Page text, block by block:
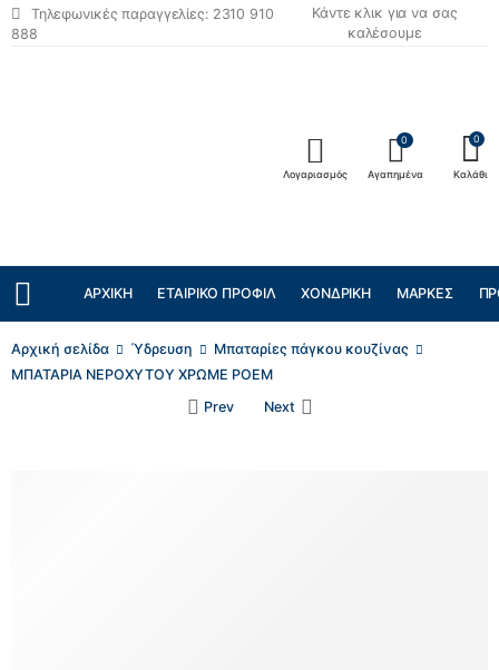
Τηλεφωνικές παραγγελίες: 2310 910
888
Κάντε κλικ για να σας
καλέσουμε
Λογαριασμός
0
Αγαπημένα
0
Καλάθι
ΑΡΧΙΚΉ ΕΤΑΙΡΙΚΌ ΠΡΟΦΊΛ ΧΟΝΔΡΙΚΉ ΜΆΡΚΕΣ
Αρχική σελίδα Ύδρευση
Μπαταρίες πάγκου κουζίνας
ΜΠΑΤΑΡΙΑ ΝΕΡΟΧΥΤΟΥ ΧΡΩΜΕ POEM
Prev
Next